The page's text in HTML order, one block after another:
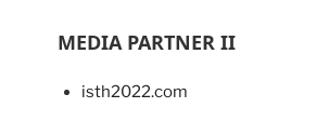
MEDIA PARTNER II
isth2022.com